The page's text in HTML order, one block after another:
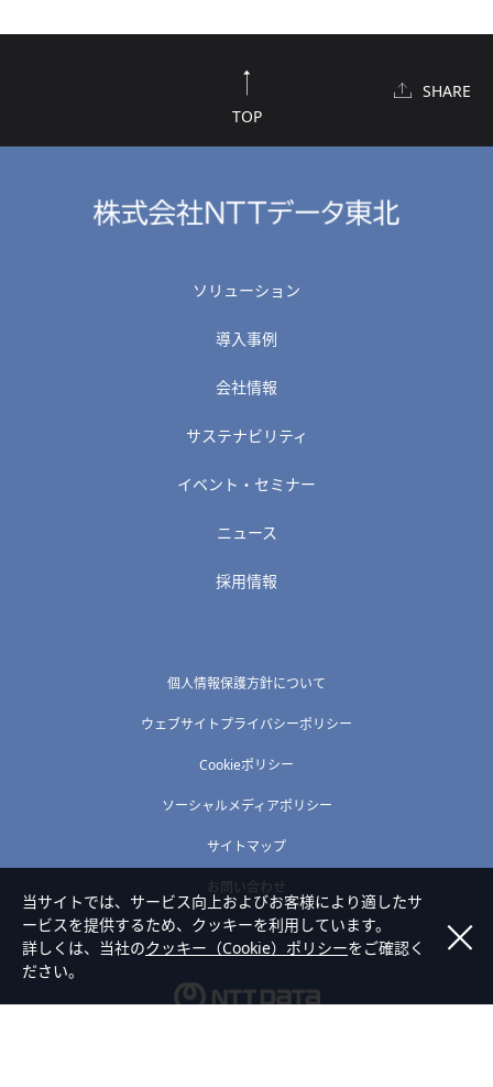
TOP
SHARE
ソリューション
導入事例
会社情報
サステナビリティ
イベント・セミナー
ニュース
採用情報
個人情報保護方針について
ウェブサイトプライバシーポリシー
Cookieポリシー
ソーシャルメディアポリシー
サイトマップ
お問い合わせ
当サイトでは、サービス向上およびお客様により適したサ
ービスを提供するため、クッキーを利用しています。
詳しくは、当社のクッキー（Cookie）ポリシーをご確認く
ださい。